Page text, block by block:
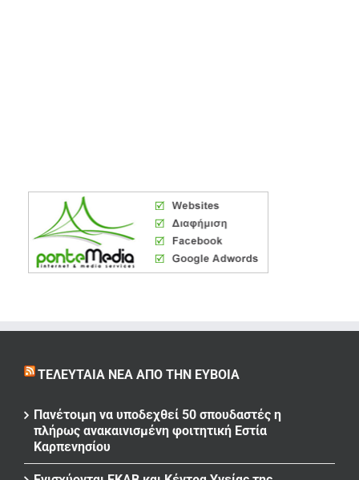
ΤΕΛΕΥΤΑΊΑ ΝΈΑ ΑΠΌ ΤΗΝ ΕΎΒΟΙΑ
Πανέτοιμη να υποδεχθεί 50 σπουδαστές η
πλήρως ανακαινισμένη φοιτητική Εστία
Καρπενησίου